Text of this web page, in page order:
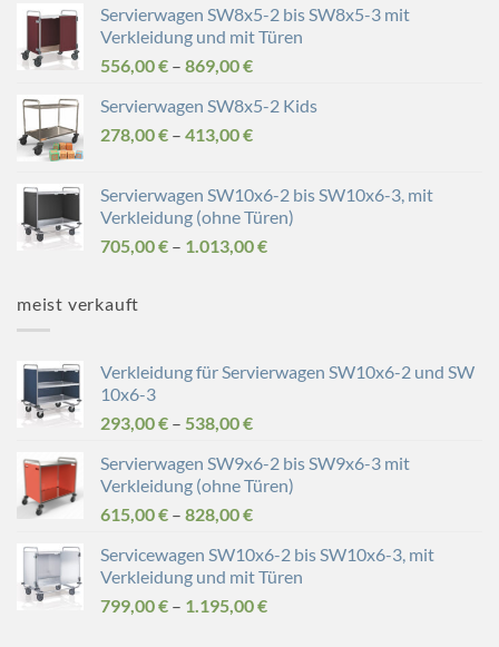
Servierwagen SW8x5-2 bis SW8x5-3 mit
Verkleidung und mit Türen
556,00€ – 869,00€
Servierwagen SW8x5-2 Kids
278,00€ – 413,00€
Servierwagen SW10x6-2 bis SW10x6-3, mit
Verkleidung (ohne Türen)
705,00€ – 1.013,00€
meist verkauft
Verkleidung für Servierwagen SW10x6-2 und SW
10x6-3
293,00€ – 538,00€
Servierwagen SW9x6-2 bis SW9x6-3 mit
Verkleidung (ohne Türen)
615,00€ – 828,00€
Servicewagen SW10x6-2 bis SW10x6-3, mit
Verkleidung und mit Türen
799,00€ – 1.195,00€